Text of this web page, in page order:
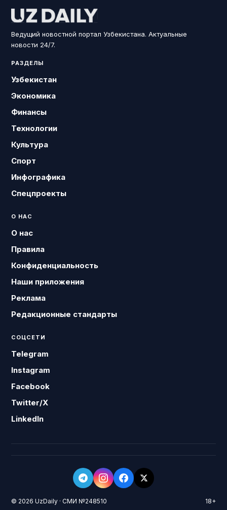
Ведущий новостной портал Узбекистана. Актуальные
новости 24/7.
РАЗДЕЛЫ
Узбекистан
Экономика
Финансы
Технологии
Культура
Спорт
Инфографика
Спецпроекты
О НАС
О нас
Правила
Конфиденциальность
Наши приложения
Реклама
Редакционные стандарты
СОЦСЕТИ
Telegram
Instagram
Facebook
Twitter/X
LinkedIn
© 2026 UzDaily · СМИ №248510 18+